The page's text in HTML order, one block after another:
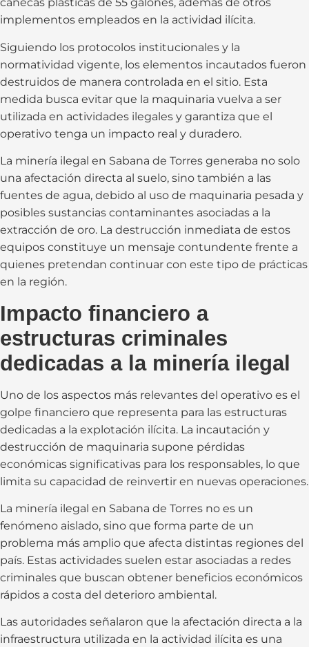
canecas plásticas de 55 galones, además de otros
implementos empleados en la actividad ilícita.
Siguiendo los protocolos institucionales y la
normatividad vigente, los elementos incautados fueron
destruidos de manera controlada en el sitio. Esta
medida busca evitar que la maquinaria vuelva a ser
utilizada en actividades ilegales y garantiza que el
operativo tenga un impacto real y duradero.
La minería ilegal en Sabana de Torres generaba no solo
una afectación directa al suelo, sino también a las
fuentes de agua, debido al uso de maquinaria pesada y
posibles sustancias contaminantes asociadas a la
extracción de oro. La destrucción inmediata de estos
equipos constituye un mensaje contundente frente a
quienes pretendan continuar con este tipo de prácticas
en la región.
Impacto financiero a
estructuras criminales
dedicadas a la minería ilegal
Uno de los aspectos más relevantes del operativo es el
golpe financiero que representa para las estructuras
dedicadas a la explotación ilícita. La incautación y
destrucción de maquinaria supone pérdidas
económicas significativas para los responsables, lo que
limita su capacidad de reinvertir en nuevas operaciones.
La minería ilegal en Sabana de Torres no es un
fenómeno aislado, sino que forma parte de un
problema más amplio que afecta distintas regiones del
país. Estas actividades suelen estar asociadas a redes
criminales que buscan obtener beneficios económicos
rápidos a costa del deterioro ambiental.
Las autoridades señalaron que la afectación directa a la
infraestructura utilizada en la actividad ilícita es una